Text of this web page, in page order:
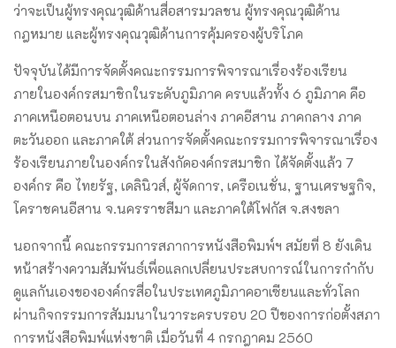
ว่าจะเป็นผู้ทรงคุณวุฒิด้านสื่อสารมวลชน ผู้ทรงคุณวุฒิด้าน
กฎหมาย และผู้ทรงคุณวุฒิด้านการคุ้มครองผู้บริโภค
ปัจจุบันได้มีการจัดตั้งคณะกรรมการพิจารณาเรื่องร้องเรียน
ภายในองค์กรสมาชิกในระดับภูมิภาค ครบแล้วทั้ง 6 ภูมิภาค คือ
ภาคเหนือตอนบน ภาคเหนือตอนล่าง ภาคอีสาน ภาคกลาง ภาค
ตะวันออก และภาคใต้ ส่วนการจัดตั้งคณะกรรมการพิจารณาเรื่อง
ร้องเรียนภายในองค์กรในสังกัดองค์กรสมาชิก ได้จัดตั้งแล้ว 7
องค์กร คือ ไทยรัฐ, เดลินิวส์, ผู้จัดการ, เครือเนชั่น, ฐานเศรษฐกิจ,
โคราชคนอีสาน จ.นครราชสีมา และภาคใต้โฟกัส จ.สงขลา
นอกจากนี้ คณะกรรมการสภาการหนังสือพิมพ์ฯ สมัยที่ 8 ยังเดิน
หน้าสร้างความสัมพันธ์เพื่อแลกเปลี่ยนประสบการณ์ในการกำกับ
ดูแลกันเองขององค์กรสื่อในประเทศภูมิภาคอาเซียนและทั่วโลก
ผ่านกิจกรรมการสัมมนาในวาระครบรอบ 20 ปีของการก่อตั้งสภา
การหนังสือพิมพ์แห่งชาติ เมื่อวันที่ 4 กรกฎาคม 2560